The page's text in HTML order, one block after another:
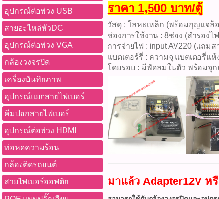
อุปกรณ์ต่อพ่วง USB
สายอะไหล่หัวDC
อุปกรณ์ต่อพ่วง VGA
กล้องวงจรปิด
เครื่องบันทึกภาพ
อุปกรณ์แยกสายไฟเบอร์
คีมปอกสายไฟเบอร์
อุปกรณ์ต่อพ่วง HDMI
ท่อหดความร้อน
กล้องติดรถยนต์
สายไฟเบอร์ออฟติก
ราคา 1,500 บาท/ตู้
วัสดุ : โลหะเหล็ก (พร้อมกุญแจล็
ช่องการใช้งาน : 8ช่อง (สำรองไ
การจ่ายไฟ : input AV220 (แถมส
แบตเตอร์รี่ : ความจุ แบตเตอรี่แห้
โดยรอบ : มีพัดลมในตัว พร้อมจุก
มาแล้ว Adapter12V ห